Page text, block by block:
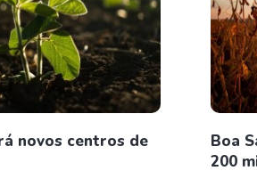
novos centros de
Boa
200